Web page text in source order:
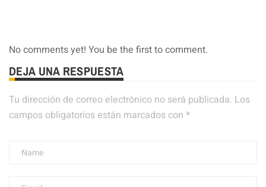
No comments yet! You be the first to comment.
DEJA UNA RESPUESTA
Tu dirección de correo electrónico no será publicada. Los
campos obligatorios están marcados con *